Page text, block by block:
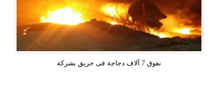
نفوق 7 آلاف دجاجة فى حريق بشركة